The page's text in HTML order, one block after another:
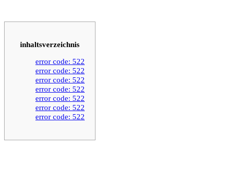
inhaltsverzeichnis
error code: 522
error code: 522
error code: 522
error code: 522
error code: 522
error code: 522
error code: 522